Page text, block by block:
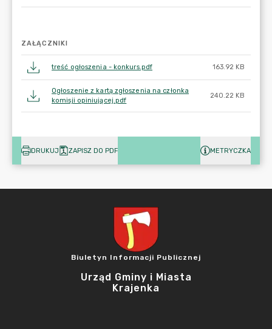
ZAŁĄCZNIKI
treść ogłoszenia - konkurs.pdf 163.92 KB
Ogłoszenie z kartą zgłoszenia na członka
komisji opiniującej.pdf
240.22 KB
DRUKUJ ZAPISZ DO PDF METRYCZKA
Biuletyn Informacji Publicznej
Urząd Gminy i Miasta
Krajenka